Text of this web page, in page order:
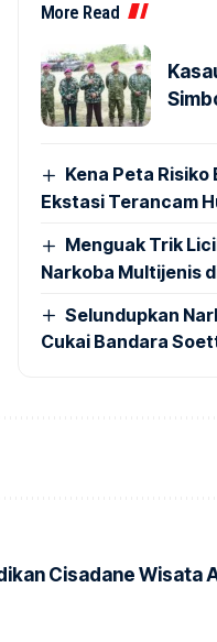
More Read
Kena Peta
Ekstasi Terancam
Menguak Trik
Narkoba Multijenis
Selundupkan
Cukai Bandara
Cisadane Wisata